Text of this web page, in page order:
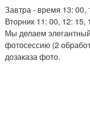
Завтра - время 13: 00,
Вторник 11: 00, 12: 15,
Мы делаем
фотосессию (2
дозаказа фото.